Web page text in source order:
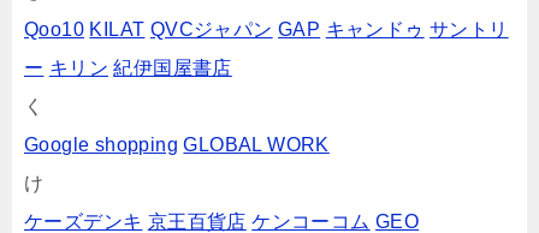
Qoo10 KILAT QVCジャパン GAP キャンドゥ サントリ
ー キリン 紀伊国屋書店
く
Google shopping GLOBAL WORK
け
ケーズデンキ 京王百貨店 ケンコーコム GEO